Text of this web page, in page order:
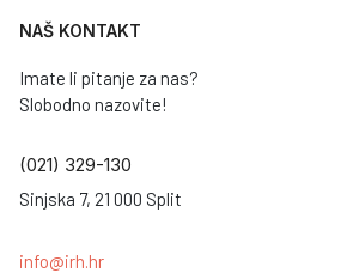
NAŠ KONTAKT
Imate li pitanje za nas?
Slobodno nazovite!
(021) 329-130
Sinjska 7, 21 000 Split
info@irh.hr